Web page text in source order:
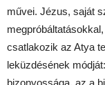
művei. Jézus, saját
csatlakozik az Atya
leküzdésének
bizonyossága, az a